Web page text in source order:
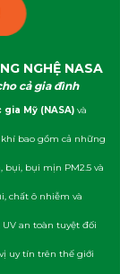
Mỹ (NASA)và
bao gồm cả những
bụi, bụi mịn PM2.5 và
chất ô nhiễm và
an toàn tuyệt đối
uy tín trên thế giới
NGHỆ NASA
cả gia đình